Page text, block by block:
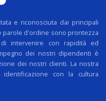
e riconosciuta dai principali
parole d'ordine sono prontezza
intervenire con rapidità ed
dei nostri dipendenti è
dei nostri clienti. La nostra
con la cultura